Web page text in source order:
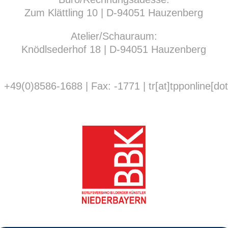
Zum Klättling 10 | D-94051 Hauzenberg
Atelier/Schauraum:
Knödlsederhof 18 | D-94051 Hauzenberg
+49(0)8586-1688 | Fax: -1771 |